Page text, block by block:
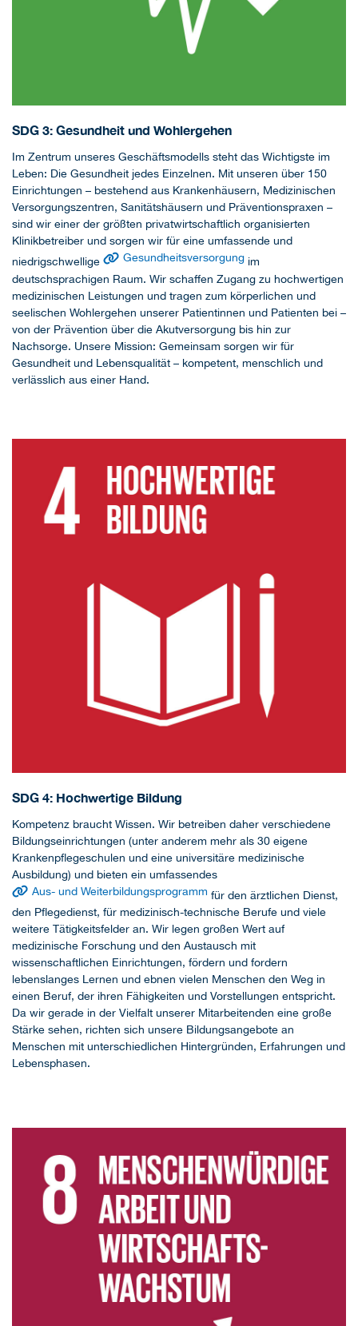
SDG 3: Gesundheit und Wohlergehen
Im Zentrum unseres Geschäftsmodells steht das Wichtigste im
Leben: Die Gesundheit jedes Einzelnen. Mit unseren über 150
Einrichtungen – bestehend aus Krankenhäusern, Medizinischen
Versorgungszentren, Sanitätshäusern und Präventionspraxen –
sind wir einer der größten privatwirtschaftlich organisierten
Klinikbetreiber und sorgen wir für eine umfassende und
niedrigschwellige
Gesundheitsversorgung im
deutschsprachigen Raum. Wir schaffen Zugang zu hochwertigen
medizinischen Leistungen und tragen zum körperlichen und
seelischen Wohlergehen unserer Patientinnen und Patienten bei –
von der Prävention über die Akutversorgung bis hin zur
Nachsorge. Unsere Mission: Gemeinsam sorgen wir für
Gesundheit und Lebensqualität – kompetent, menschlich und
verlässlich aus einer Hand.
SDG 4: Hochwertige Bildung
Kompetenz braucht Wissen. Wir betreiben daher verschiedene
Bildungseinrichtungen (unter anderem mehr als 30 eigene
Krankenpflegeschulen und eine universitäre medizinische
Ausbildung) und bieten ein umfassendes
Aus- und Weiterbildungsprogramm für den ärztlichen Dienst,
den Pflegedienst, für medizinisch-technische Berufe und viele
weitere Tätigkeitsfelder an. Wir legen großen Wert auf
medizinische Forschung und den Austausch mit
wissenschaftlichen Einrichtungen, fördern und fordern
lebenslanges Lernen und ebnen vielen Menschen den Weg in
einen Beruf, der ihren Fähigkeiten und Vorstellungen entspricht.
Da wir gerade in der Vielfalt unserer Mitarbeitenden eine große
Stärke sehen, richten sich unsere Bildungsangebote an
Menschen mit unterschiedlichen Hintergründen, Erfahrungen und
Lebensphasen.